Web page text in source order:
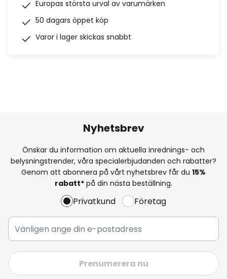
Europas största urval av varumärken
50 dagars öppet köp
Varor i lager skickas snabbt
Nyhetsbrev
Önskar du information om aktuella inrednings- och
belysningstrender, våra specialerbjudanden och rabatter?
Genom att abonnera på vårt nyhetsbrev får du 15%
rabatt* på din nästa beställning.
Privatkund Företag
Prenumerera nu